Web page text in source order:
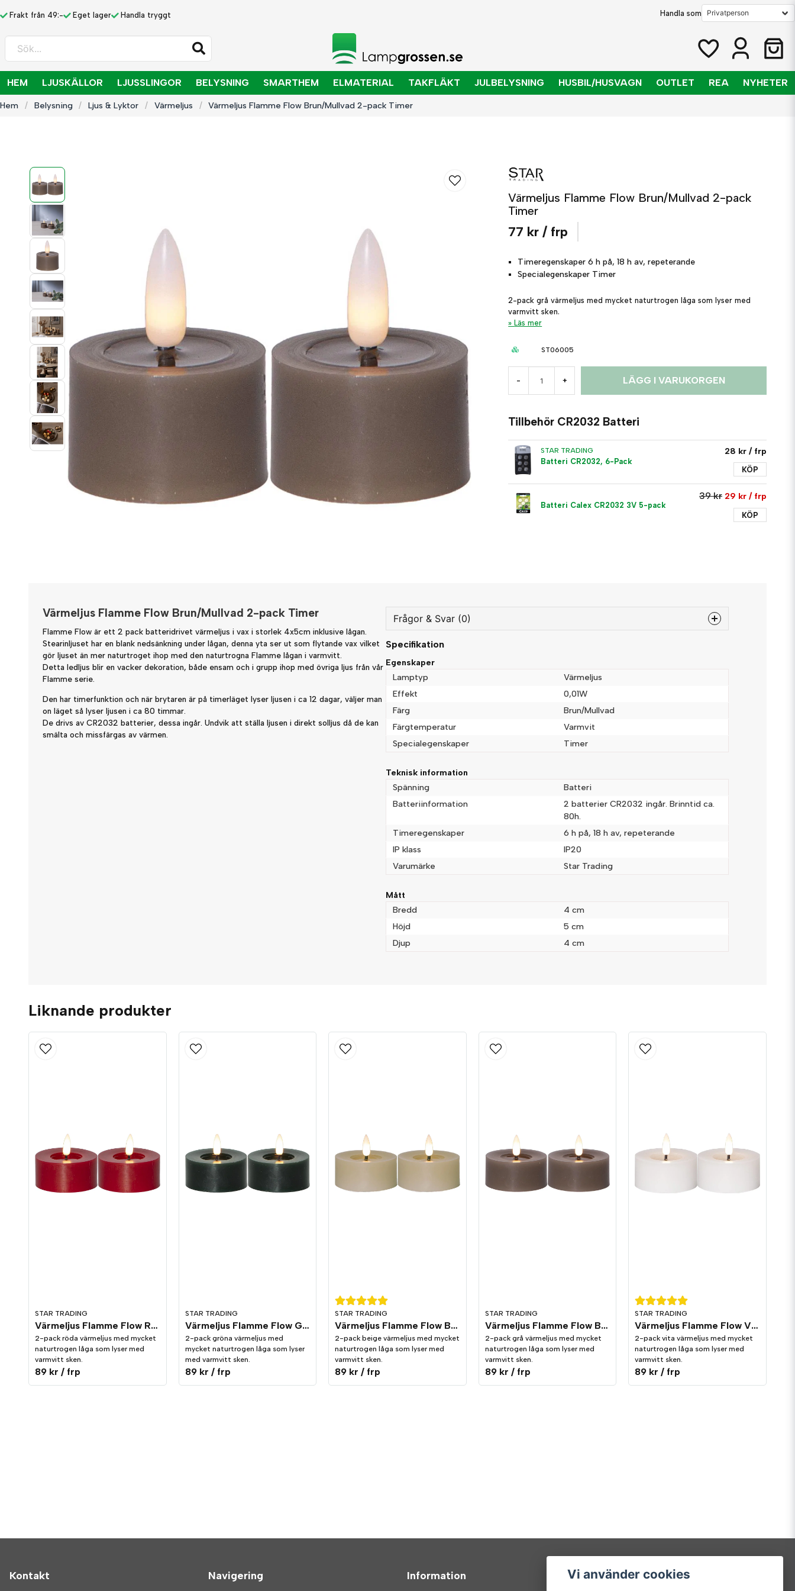
Frakt från 49:- Eget lager Handla tryggt Handla som
Sök...
HEM LJUSKÄLLOR LJUSSLINGOR BELYSNING SMARTHEM ELMATERIAL TAKFLÄKT JULBELYSNING HUSBIL/HUSVAGN OUTLET REA NYHETER
Hem Belysning Ljus & Lyktor Värmeljus Värmeljus Flamme Flow Brun/Mullvad 2-pack Timer
Värmeljus Flamme Flow Brun/Mullvad 2-pack
Timer
77 kr / frp
Timeregenskaper6 h på, 18 h av, repeterande
Specialegenskaper Timer
2-pack grå värmeljus med mycket naturtrogen låga som lyser med
varmvitt sken.
Läs mer
ST06005
- + LÄGG I VARUKORGEN
Tillbehör CR2032 Batteri
STAR TRADING
Batteri CR2032, 6-Pack
28 kr / frp
KÖP
Batteri Calex CR2032 3V 5-pack
39 kr 29 kr / frp
KÖP
Värmeljus Flamme Flow Brun/Mullvad 2-pack Timer
Flamme Flow är ett 2 pack batteridrivet värmeljus i vax i storlek 4x5cm inklusive lågan.
Stearinljuset har en blank nedsänkning under lågan, denna yta ser ut som flytande vax vilket
gör ljuset än mer naturtroget ihop med den naturtrogna Flamme lågan i varmvitt.
Detta ledljus blir en vacker dekoration, både ensam och i grupp ihop med övriga ljus från vår
Flamme serie.
Den har timerfunktion och när brytaren är på timerläget lyser ljusen i ca 12 dagar, väljer man
on läget så lyser ljusen i ca 80 timmar.
De drivs av CR2032 batterier, dessa ingår. Undvik att ställa ljusen i direkt solljus då de kan
smälta och missfärgas av värmen.
Frågor & Svar (0)
question
name email
Mejladress
Ja, ni får publicera min fråga
Specifikation
Egenskaper
Lamptyp
Värmeljus
Effekt
0,01W
Färg
Brun/Mullvad
Färgtemperatur
Varmvit
Specialegenskaper
Timer
Teknisk information
Spänning
Batteri
Batteriinformation
2 batterier CR2032 ingår. Brinntid ca.
80h.
Timeregenskaper
6 h på, 18 h av, repeterande
IP klass
IP20
Varumärke
Star Trading
Mått
Bredd
4 cm
Höjd
5 cm
Djup
4 cm
Liknande produkter
STAR TRADING
Värmeljus Flamme Flow Röd 2-pack Timer
2-pack röda värmeljus med mycket
naturtrogen låga som lyser med
varmvitt sken.
89 kr / frp
STAR TRADING
Värmeljus Flamme Flow Grön 2-pack Timer
2-pack gröna värmeljus med
mycket naturtrogen låga som lyser
med varmvitt sken.
89 kr / frp
STAR TRADING
Värmeljus Flamme Flow Beige 2-pack Timer
2-pack beige värmeljus med mycket
naturtrogen låga som lyser med
varmvitt sken.
89 kr / frp
STAR TRADING
Värmeljus Flamme Flow Brun/Mullvad 2-pack Timer
2-pack grå värmeljus med mycket
naturtrogen låga som lyser med
varmvitt sken.
89 kr / frp
STAR TRADING
Värmeljus Flamme Flow Vit 2-pack Timer
2-pack vita värmeljus med mycket
naturtrogen låga som lyser med
varmvitt sken.
89 kr / frp
Kontakt Navigering Information Mitt konto
Vi använder cookies